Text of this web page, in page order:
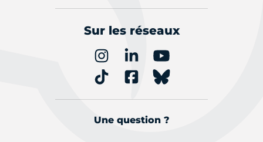
Sur les réseaux
Une question ?